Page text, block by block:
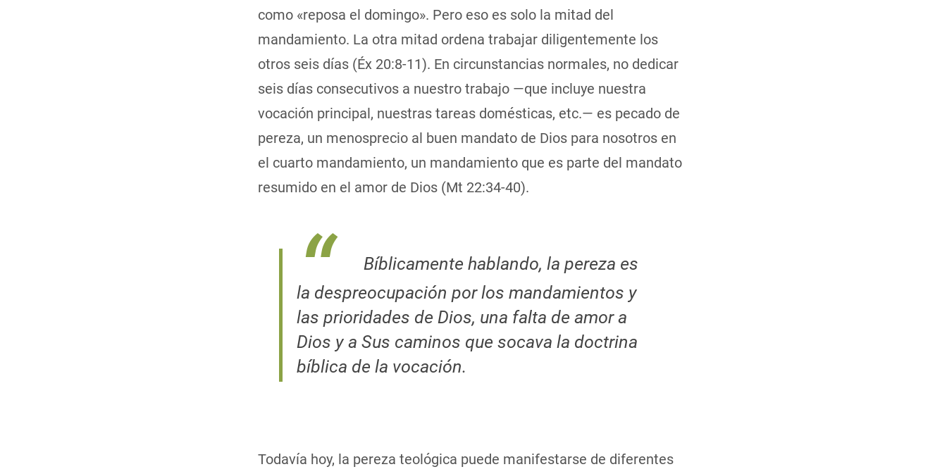
como «reposa el domingo». Pero eso es solo la mitad del
mandamiento. La otra mitad ordena trabajar diligentemente los
otros seis días (Éx 20:8-11). En circunstancias normales, no dedicar
seis días consecutivos a nuestro trabajo —que incluye nuestra
vocación principal, nuestras tareas domésticas, etc.— es pecado de
pereza, un menosprecio al buen mandato de Dios para nosotros en
el cuarto mandamiento, un mandamiento que es parte del mandato
resumido en el amor de Dios (Mt 22:34-40).
Bíblicamente hablando, la pereza es
la despreocupación por los mandamientos y
las prioridades de Dios, una falta de amor a
Dios y a Sus caminos que socava la doctrina
bíblica de la vocación.
Todavía hoy, la pereza teológica puede manifestarse de diferentes